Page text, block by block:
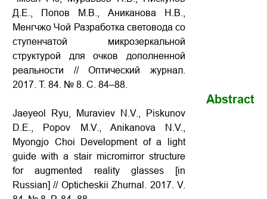
Д.Е., Попов М.В., Аниканова Н.В.,
Менгчжо Чой Разработка световода со
ступенчатой микрозеркальной
структурой для очков дополненной
реальности // Оптический журнал.
2017. Т. 84. № 8. С. 84–88.
Jaeyeol Ryu, Muraviev N.V., Piskunov
D.E., Popov M.V., Anikanova N.V.,
Myongjo Choi Development of a light
guide with a stair micromirror structure
for augmented reality glasses
[in
Russian] // Opticheskii Zhurnal. 2017. V.
Abstract